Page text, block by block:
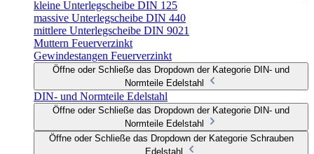
kleine Unterlegscheibe DIN 125
massive Unterlegscheibe DIN 440
mittlere Unterlegscheibe DIN 9021
Muttern Feuerverzinkt
Gewindestangen Feuerverzinkt
Öffne oder Schließe das Dropdown der Kategorie DIN- und
Normteile Edelstahl
DIN- und Normteile Edelstahl
Öffne oder Schließe das Dropdown der Kategorie DIN- und
Normteile Edelstahl
Öffne oder Schließe das Dropdown der Kategorie Schrauben
Edelstahl